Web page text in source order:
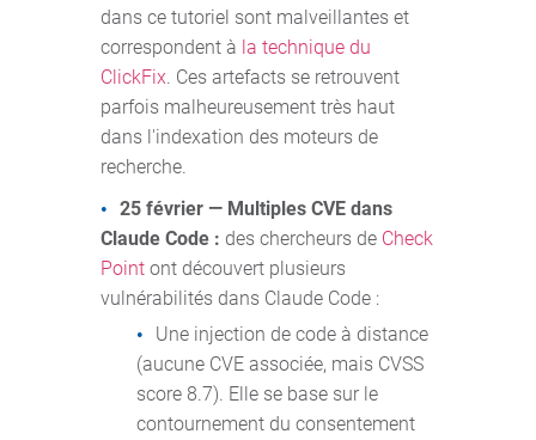
dans ce tutoriel sont malveillantes et
correspondent à la technique du
ClickFix . Ces artefacts se retrouvent
parfois malheureusement très haut
dans l'indexation des moteurs de
recherche.
25 février — Multiples CVE dans
Claude Code : des chercheurs de Check
Point ont découvert plusieurs
vulnérabilités dans Claude Code :
Une injection de code à distance
(aucune CVE associée, mais CVSS
score 8.7). Elle se base sur le
contournement du consentement